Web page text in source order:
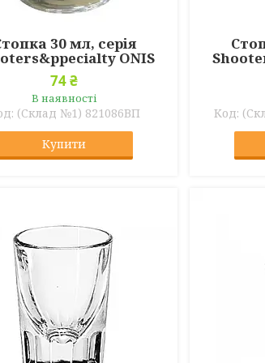
30 мл, серія
ONIS
74 ₴
В наявності
(Склад №1) 821086ВП
Купити